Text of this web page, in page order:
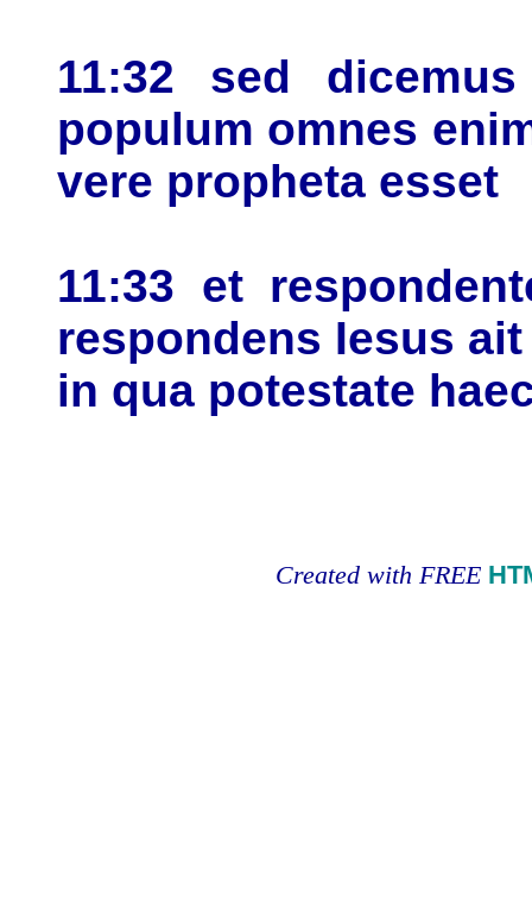
11:32 sed
populum omnes
vere propheta esset
11:33 et
respondens Iesus
in qua potestate
Created with FREE